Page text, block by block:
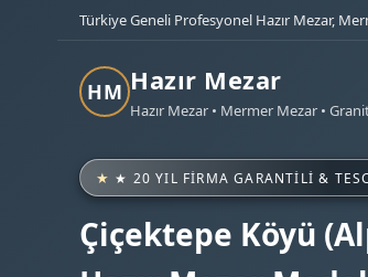
Türkiye Geneli Profesyonel Hazır Mezar,
HM Hazır Mezar
Hazır Mezar • Mermer Mezar •
★ 20 YIL FIRMA GARANTILI &
Çiçektepe Köyü